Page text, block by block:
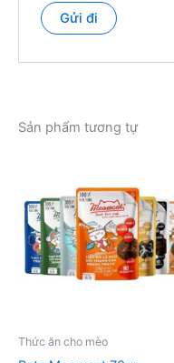
Sản phẩm tương tự
Thức ăn cho mèo